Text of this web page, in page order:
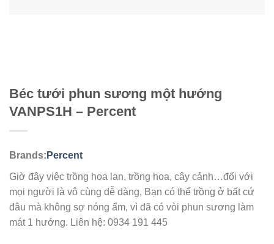
Béc tưới phun sương một hướng
VANPS1H – Percent
Brands: Percent
Giờ đây việc trồng hoa lan, trồng hoa, cây cảnh…đối với
mọi người là vô cùng dễ dàng, Bạn có thể trồng ở bất cứ
đâu mà không sợ nóng ẩm, vì đã có vòi phun sương làm
mát 1 hướng. Liên hệ: 0934 191 445